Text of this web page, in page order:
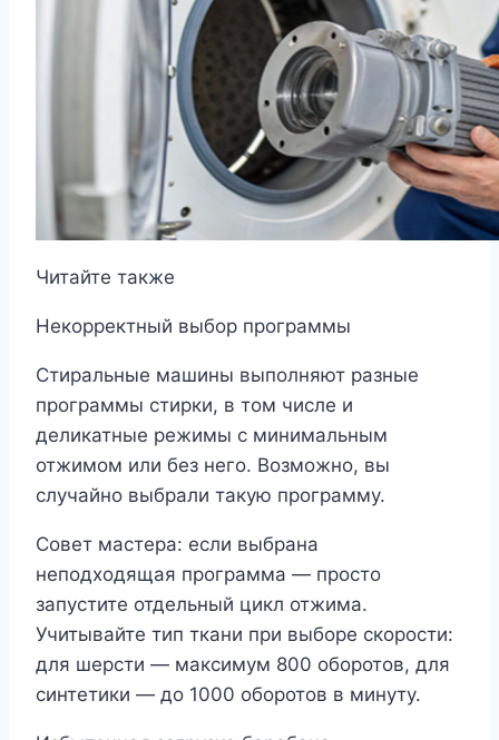
Читайте также
Некорректный выбор программы
Стиральные машины выполняют разные
программы стирки, в том числе и
деликатные режимы с минимальным
отжимом или без него. Возможно, вы
случайно выбрали такую программу.
Совет мастера: если выбрана
неподходящая программа ― просто
запустите отдельный цикл отжима.
Учитывайте тип ткани при выборе скорости:
для шерсти — максимум 800 оборотов, для
синтетики — до 1000 оборотов в минуту.